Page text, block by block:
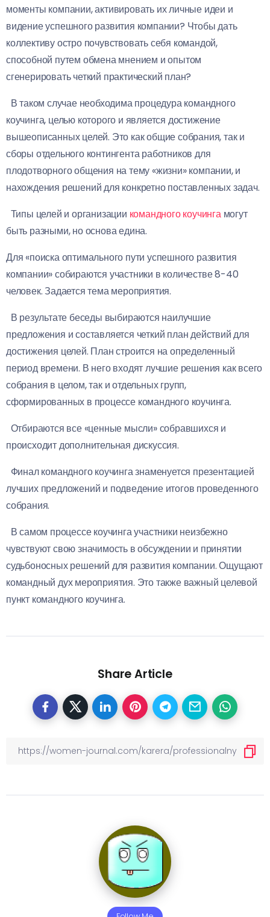
моменты компании, активировать их личные идеи и
видение успешного развития компании? Чтобы дать
коллективу остро почувствовать себя командой,
способной путем обмена мнением и опытом
сгенерировать четкий практический план?
В таком случае необходима процедура командного
коучинга, целью которого и является достижение
вышеописанных целей. Это как общие собрания, так и
сборы отдельного контингента работников для
плодотворного общения на тему «жизни» компании, и
нахождения решений для конкретно поставленных задач.
Типы целей и организации командного коучингамогут
быть разными, но основа едина.
Для «поиска оптимального пути успешного развития
компании» собираются участники в количестве 8-40
человек. Задается тема мероприятия.
В результате беседы выбираются наилучшие
предложения и составляется четкий план действий для
достижения целей. План строится на определенный
период времени. В него входят лучшие решения как всего
собрания в целом, так и отдельных групп,
сформированных в процессе командного коучинга.
Отбираются все «ценные мысли» собравшихся и
происходит дополнительная дискуссия.
Финал командного коучинга знаменуется презентацией
лучших предложений и подведение итогов проведенного
собрания.
В самом процессе коучинга участники неизбежно
чувствуют свою значимость в обсуждении и принятии
судьбоносных решений для развития компании. Ощущают
командный дух мероприятия. Это также важный целевой
пункт командного коучинга.
Share Article